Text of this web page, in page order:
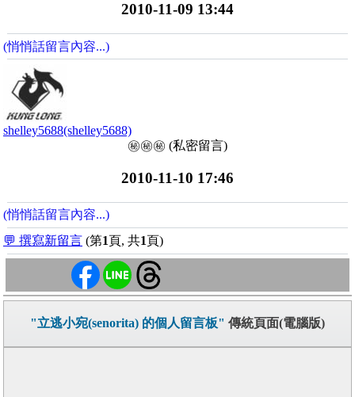
2010-11-09 13:44
(悄悄話留言內容...)
shelley5688(shelley5688)
㊙️㊙️㊙️ (私密留言)
2010-11-10 17:46
(悄悄話留言內容...)
💬 撰寫新留言 (第1頁, 共1頁)
"立逃小宛(senorita) 的個人留言板" 傳統頁面(電腦版)